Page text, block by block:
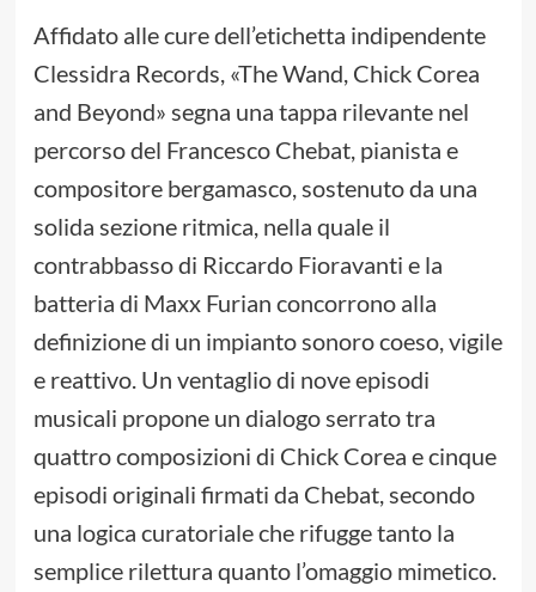
Affidato alle cure dell’etichetta indipendente
Clessidra Records, «The Wand, Chick Corea
and Beyond» segna una tappa rilevante nel
percorso del Francesco Chebat, pianista e
compositore bergamasco, sostenuto da una
solida sezione ritmica, nella quale il
contrabbasso di Riccardo Fioravanti e la
batteria di Maxx Furian concorrono alla
definizione di un impianto sonoro coeso, vigile
e reattivo. Un ventaglio di nove episodi
musicali propone un dialogo serrato tra
quattro composizioni di Chick Corea e cinque
episodi originali firmati da Chebat, secondo
una logica curatoriale che rifugge tanto la
semplice rilettura quanto l’omaggio mimetico.